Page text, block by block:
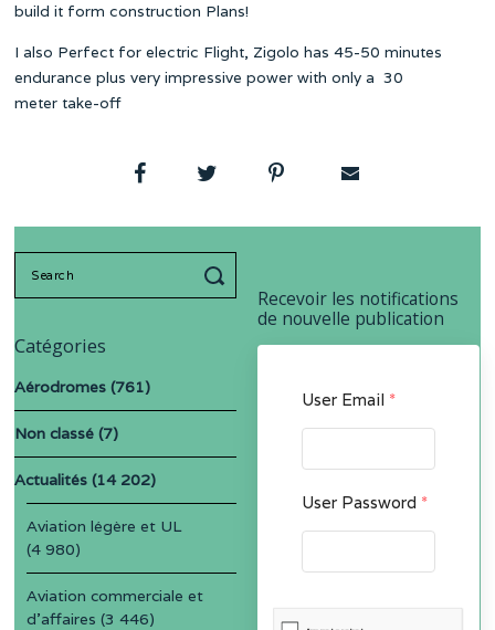
build it form construction Plans!
I also Perfect for electric Flight, Zigolo has 45-50 minutes
endurance plus very impressive power with only a 30
meter take-off
Recevoir les notifications
de nouvelle publication
User Email *
User Password *
Catégories
Aérodromes (761)
Non classé (7)
Actualités (14 202)
Aviation légère et UL
(4 980)
Aviation commerciale et
d'affaires (3 446)